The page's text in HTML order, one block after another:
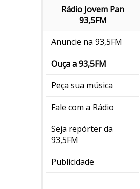
Rádio Jovem Pan
93,5FM
Anuncie na 93,5FM
Ouça a 93,5FM
Peça sua música
Fale com a Rádio
Seja repórter da
93,5FM
Publicidade